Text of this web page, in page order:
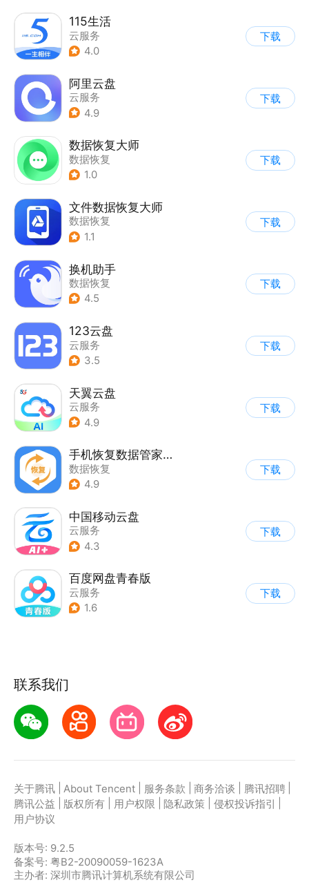
115生活
云服务
4.0
下载
阿里云盘
云服务
4.9
下载
数据恢复大师
数据恢复
1.0
下载
文件数据恢复大师
数据恢复
1.1
下载
换机助手
数据恢复
4.5
下载
123云盘
云服务
3.5
下载
天翼云盘
云服务
4.9
下载
手机恢复数据管家大师
数据恢复
4.9
下载
中国移动云盘
云服务
4.3
下载
百度网盘青春版
云服务
1.6
下载
联系我们
关于腾讯 About Tencent 服务条款 商务洽谈 腾讯招聘
腾讯公益
版权所有 用户权限 隐私政策 侵权投诉指引
用户协议
版本号: 9.2.5
备案号: 粤B2-20090059-1623A
主办者: 深圳市腾讯计算机系统有限公司